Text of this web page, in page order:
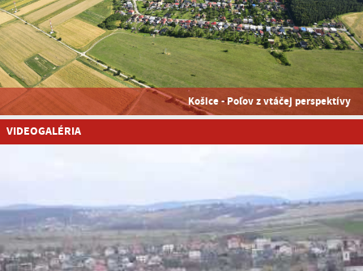
Košice - Poľov z vtáčej perspektívy
VIDEOGALÉRIA